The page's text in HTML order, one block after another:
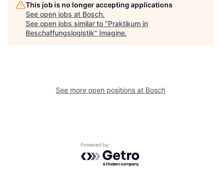
This job is no longer accepting applications
See open jobs at Bosch.
See open jobs similar to "Praktikum in
Beschaffungslogistik" Imagine.
See more open positions at Bosch
Powered by Getro.com